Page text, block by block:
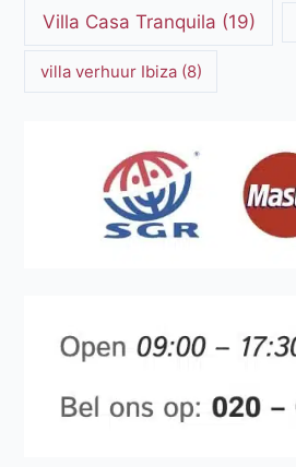
Villa Casa Tranquila (19)
villa verhuur Ibiza(8)